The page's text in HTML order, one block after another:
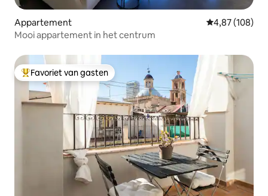
Appartement Gemiddelde
4,87 (108)
Mooi appartement in het centrum
Topfavoriet van gasten
Favoriet van gasten